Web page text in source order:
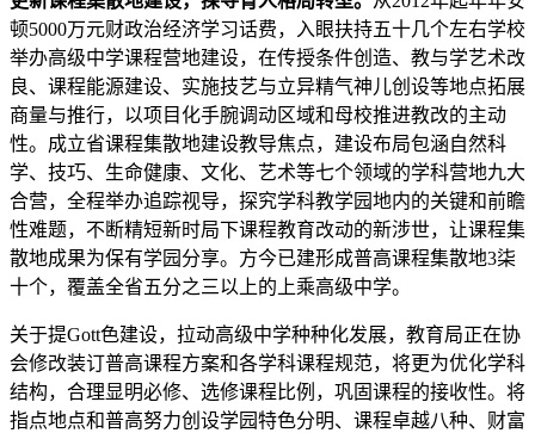
顿5000万元财政治经济学习话费，入眼扶持五十几个左右学校
举办高级中学课程营地建设，在传授条件创造、教与学艺术改
良、课程能源建设、实施技艺与立异精气神儿创设等地点拓展
商量与推行，以项目化手腕调动区域和母校推进教改的主动
性。成立省课程集散地建设教导焦点，建设布局包涵自然科
学、技巧、生命健康、文化、艺术等七个领域的学科营地九大
合营，全程举办追踪视导，探究学科教学园地内的关键和前瞻
性难题，不断精短新时局下课程教育改动的新涉世，让课程集
散地成果为保有学园分享。方今已建形成普高课程集散地3柒
十个，覆盖全省五分之三以上的上乘高级中学。
关于提Gott色建设，拉动高级中学种种化发展，教育局正在协
会修改装订普高课程方案和各学科课程规范，将更为优化学科
结构，合理显明必修、选修课程比例，巩固课程的接收性。将
指点地点和普高努力创设学园特色分明、课程卓越八种、财富